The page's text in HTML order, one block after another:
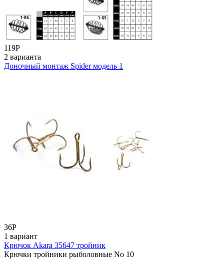
119Р
2 варианта
Доночный монтаж Spider модель 1
36Р
1 вариант
Крючок Akara 35647 тройник
Крючки тройники рыболовные No 10